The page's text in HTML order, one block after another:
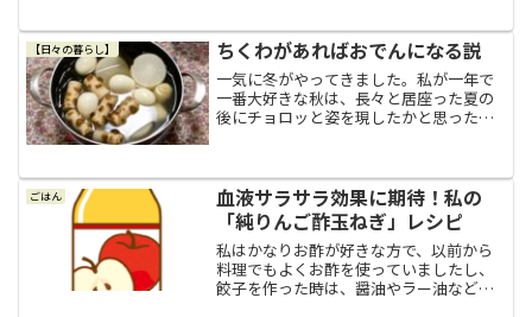
う！」と一貫して言われきたので、私も
「無理せず」「自然に痩せ...
【日々の暮らし】 ちくわがあればおでんになる説
一気に冬がやってきました。私が一年で
一番大好きな秋は、長々と居座った夏の
後にチョロッと姿を現したかと思った
秋よ、来年はもっと早く来てゆっくりし
ていっておくれ～…仕方ない...
ごはん
血液サラサラ効果に期待！私の
「純りんご酢玉ねぎ」レシピ
私はかなりお酢が好きな方で、以前から
料理でもよくお酢を使っていましたし、
餃子を作った時は、醤油やラー油などは